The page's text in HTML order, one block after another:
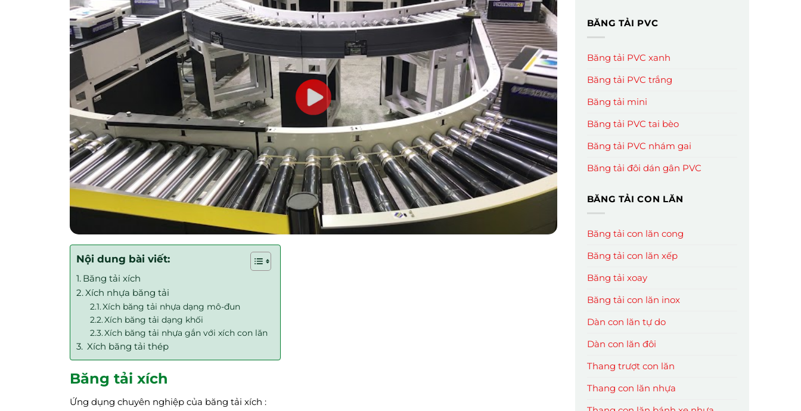
Nội dung bài viết:
Băng tải xích
Xích nhựa băng tải
Xích băng tải nhựa dạng mô-đun
Xích băng tải dạng khối
Xích băng tải nhựa gắn với xích con lăn
Xích băng tải thép
Băng tải xích
Ứng dụng chuyên nghiệp của băng tải xích :
BĂNG TẢI PVC
Băng tải PVC xanh
Băng tải PVC trắng
Băng tải mini
Băng tải PVC tai bèo
Băng tải PVC nhám gai
Băng tải đôi dán gân PVC
BĂNG TẢI CON LĂN
Băng tải con lăn cong
Băng tải con lăn xếp
Băng tải xoay
Băng tải con lăn inox
Dàn con lăn tự do
Dàn con lăn đôi
Thang trượt con lăn
Thang con lăn nhựa